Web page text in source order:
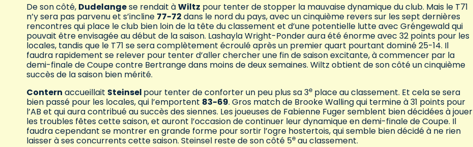
De son côté, Dudelangese rendait àWiltz pour tenter de stopper la mauvaise dynamique du club. Mais le T71
n’y sera pas parvenu et s’incline 77-72 dans le nord du pays, avec un cinquième revers sur les sept dernières
rencontres qui place le club bien loin de la tête du classement et d’une potentielle lutte avec Gréngewald qui
pouvait être envisagée au début de la saison. Lashayla Wright-Ponder aura été énorme avec 32 points pour les
locales, tandis que le T71 se sera complètement écroulé après un premier quart pourtant dominé 25-14. Il
faudra rapidement se relever pour tenter d’aller chercher une fin de saison excitante, à commencer par la
demi-finale de Coupe contre Bertrange dans moins de deux semaines. Wiltz obtient de son côté un cinquième
succès de la saison bien mérité.
Contern accueillait Steinsel pour tenter de conforter un peu plus sa 3e place au classement. Et cela se sera
bien passé pour les locales, qui l’emportent 83-69. Gros match de Brooke Walling qui termine à 31 points pour
l’AB et qui aura contribué au succès des siennes. Les joueuses de Fabienne Fuger semblent bien décidées à jouer
les troubles fêtes cette saison, et auront l’occasion de continuer leur dynamique en demi-finale de Coupe. Il
faudra cependant se montrer en grande forme pour sortir l’ogre hostertois, qui semble bien décidé à ne rien
laisser à ses concurrents cette saison. Steinsel reste de son côté 5e au classement.